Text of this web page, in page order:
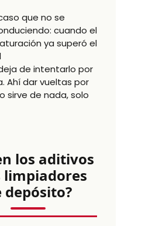
que no se
cuando el
ya superó el
de intentarlo por
Ahí dar vueltas por
sirve de nada, solo
los aditivos
limpiadores
depósito?